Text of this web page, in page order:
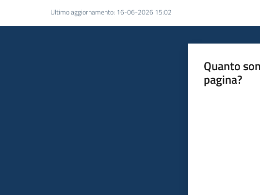
Ultimo aggiornamento: 16-06-2026 15:02
Quanto
pagina?